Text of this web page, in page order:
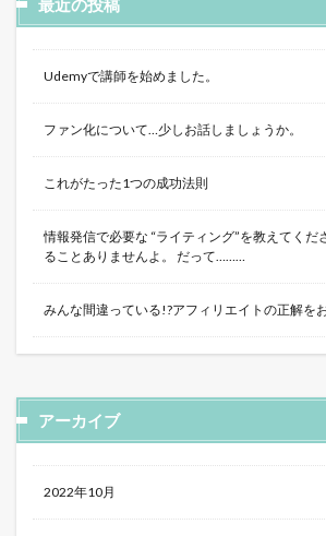
最近の投稿
Udemyで講師を始めました。
ファン化について…少しお話しましょうか。
これがたった1つの成功法則
情報発信で必要な “ライティング”を教えてくだ
ることありませんよ。 だって………
みんな間違っている!?アフィリエイトの正解を
アーカイブ
2022年10月